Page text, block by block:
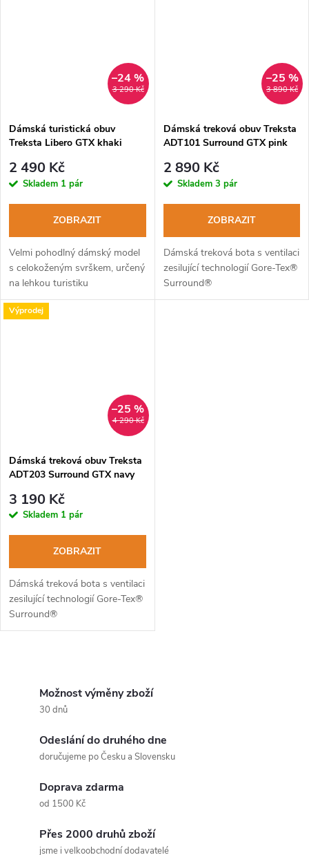
3 290 Kč
–24 %
Dámská turistická obuv
Treksta Libero GTX khaki
2 490 Kč
Skladem 1 pár
ZOBRAZIT
Velmi pohodlný dámský model
s celokoženým svrškem, určený
na lehkou turistiku
3 890 Kč
–25 %
Dámská treková obuv Treksta
ADT101 Surround GTX pink
2 890 Kč
Skladem 3 pár
ZOBRAZIT
Dámská treková bota s ventilaci
zesilující technologií Gore-Tex®
Surround®
Výprodej
4 290 Kč
–25 %
Dámská treková obuv Treksta
ADT203 Surround GTX navy
3 190 Kč
Skladem 1 pár
ZOBRAZIT
Dámská treková bota s ventilaci
zesilující technologií Gore-Tex®
Surround®
Možnost výměny zboží
30 dnů
Odeslání do druhého dne
doručujeme po Česku a Slovensku
Doprava zdarma
od 1500 Kč
Přes 2000 druhů zboží
jsme i velkoobchodní dodavatelé